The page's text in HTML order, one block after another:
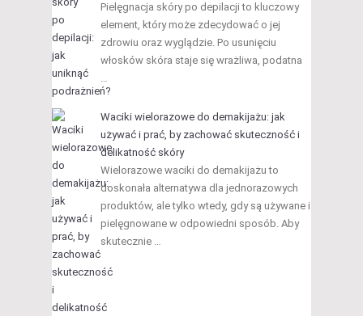
Pielęgnacja skóry po depilacji to kluczowy
element, który może zdecydować o jej
zdrowiu oraz wyglądzie. Po usunięciu
włosków skóra staje się wrażliwa, podatna
…
Waciki wielorazowe do demakijażu: jak
używać i prać, by zachować skuteczność i
delikatność skóry
Wielorazowe waciki do demakijażu to
doskonała alternatywa dla jednorazowych
produktów, ale tylko wtedy, gdy są używane i
pielęgnowane w odpowiedni sposób. Aby
skutecznie …